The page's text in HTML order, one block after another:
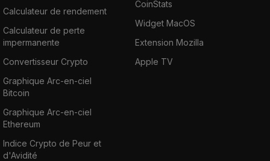
Calculateur de rendement
Calculateur de perte
impermanente
Convertisseur Crypto
Graphique Arc-en-ciel
Bitcoin
Graphique Arc-en-ciel
Ethereum
Indice Crypto de Peur et
d'Avidité
CoinStats
Widget MacOS
Extension Mozilla
Apple TV